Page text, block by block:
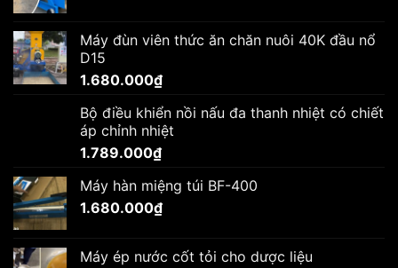
1.680.000₫. là:
Máy đùn viên thức ăn chăn nuôi 40K đầu nổ
D15
1.680.000₫
Bộ điều khiển nồi nấu đa thanh nhiệt có chiết
áp chỉnh nhiệt
1.789.000₫
Máy hàn miệng túi BF-400
1.680.000₫
Máy ép nước cốt tỏi cho dược liệu